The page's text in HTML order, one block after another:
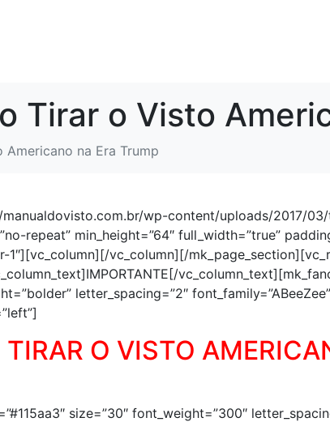
Tirar o Visto
na Era Trump
wp-content/uploads/2017/
repeat” min_height=”64″ full_width=”true”
1″][vc_column][/vc_column][/
letter_spacing=”2″ font_family=”ABeeZee”
O VISTO
size=”30″ font_weight=”300″